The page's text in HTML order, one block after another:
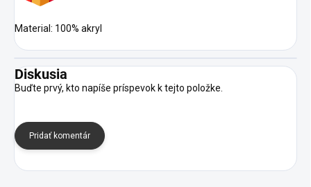
Material: 100% akryl
Diskusia
Buďte prvý, kto napíše príspevok k tejto položke.
Pridať komentár